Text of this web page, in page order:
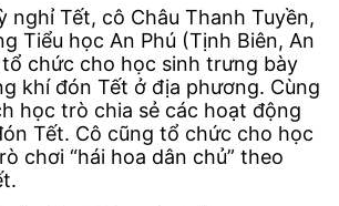
nghỉ Tết, cô Châu Thanh Tuyền,
Tiểu học An Phú (Tịnh Biên, An
chức cho học sinh trưng bày
khí đón Tết ở địa phương. Cùng
học trò chia sẻ các hoạt động
Tết. Cô cũng tổ chức cho học
chơi “hái hoa dân chủ” theo